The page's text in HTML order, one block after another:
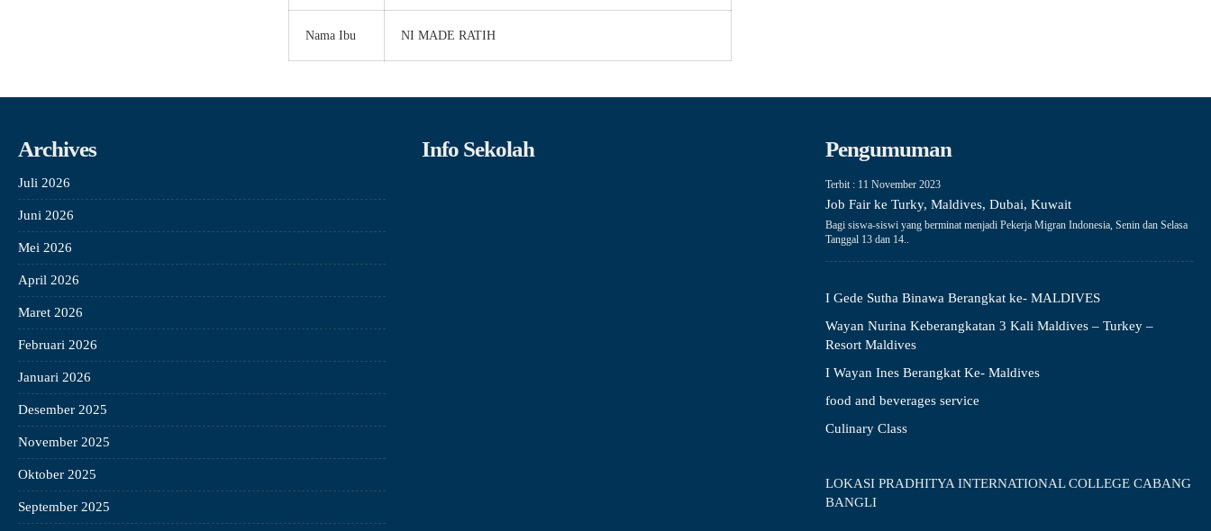
Nama Ibu NI MADE RATIH
Archives
Juli 2026
Juni 2026
Mei 2026
April 2026
Maret 2026
Februari 2026
Januari 2026
Desember 2025
November 2025
Oktober 2025
September 2025
Info Sekolah Pengumuman
Terbit : 11 November 2023
Job Fair ke Turky, Maldives, Dubai, Kuwait
Bagi siswa-siswi yang berminat menjadi Pekerja Migran Indonesia, Senin dan Selasa
Tanggal 13 dan 14..
I Gede Sutha Binawa Berangkat ke- MALDIVES
Wayan Nurina Keberangkatan 3 Kali Maldives – Turkey –
Resort Maldives
I Wayan Ines Berangkat Ke- Maldives
food and beverages service
Culinary Class
LOKASI PRADHITYA INTERNATIONAL COLLEGE CABANG
BANGLI